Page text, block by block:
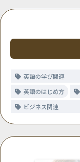
英語の学び関連
英語のはじめ方
ビジネス関連